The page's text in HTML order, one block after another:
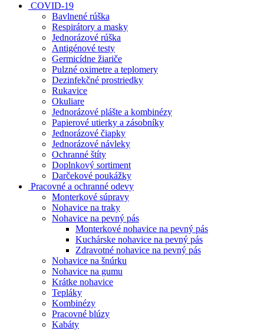
COVID-19
Bavlnené rúška
Respirátory a masky
Jednorázové rúška
Antigénové testy
Germicídne žiariče
Pulzné oximetre a teplomery
Dezinfekčné prostriedky
Rukavice
Okuliare
Jednorázové plášte a kombinézy
Papierové utierky a zásobníky
Jednorázové čiapky
Jednorázové návleky
Ochranné štíty
Doplnkový sortiment
Darčekové poukážky
Pracovné a ochranné odevy
Monterkové súpravy
Nohavice na traky
Nohavice na pevný pás
Monterkové nohavice na pevný pás
Kuchárske nohavice na pevný pás
Zdravotné nohavice na pevný pás
Nohavice na šnúrku
Nohavice na gumu
Krátke nohavice
Tepláky
Kombinézy
Pracovné blúzy
Kabáty